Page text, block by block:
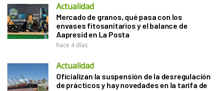
Actualidad
Mercado de granos, qué pasa con los
envases fitosanitarios y el balance de
Aapresid en La Posta
hace 4 días
Actualidad
Oficializan la suspensión de la desregulación
de prácticos y hay novedades en la tarifa de